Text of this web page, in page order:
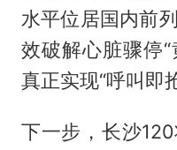
水平位居国内前
效破解心脏骤停“
真正实现“呼叫即
下一步，长沙